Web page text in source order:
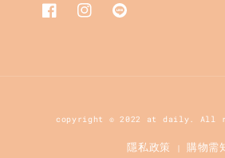
copyright © 2022 at daily. All
隱私政策 |購物需